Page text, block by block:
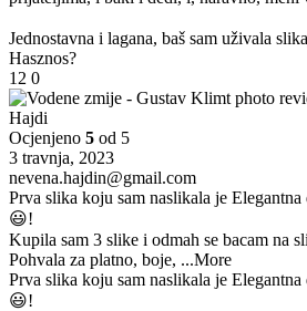
Jednostavna i lagana, baš sam uživala
Hasznos?
12 0
Hajdi
Ocjenjeno 5 od 5
3 travnja, 2023
nevena.hajdin@gmail.com
Prva slika koju sam naslikala je Elegantna
😃!
Kupila sam 3 slike i odmah se bacam na
Pohvala za platno, boje, ...More
Prva slika koju sam naslikala je Elegantna
😃!